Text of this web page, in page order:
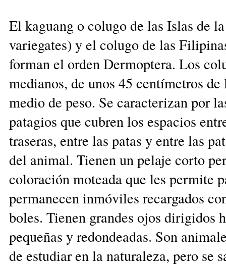
El kaguang o colugo de las Islas de
variegates) y el colugo de las
forman el orden Dermoptera. Los
medianos, de unos 45 centímetros
medio de peso. Se caracterizan por
patagios que cubren los espacios
traseras, entre las patas y entre las
del animal. Tie­nen un pelaje corto
coloración moteada que les permite
per­manecen inmóviles recargados
bo­les. Tienen grandes ojos di­ri­gi­dos
pequeñas y redondeadas. Son
de estudiar en la naturaleza, pero se